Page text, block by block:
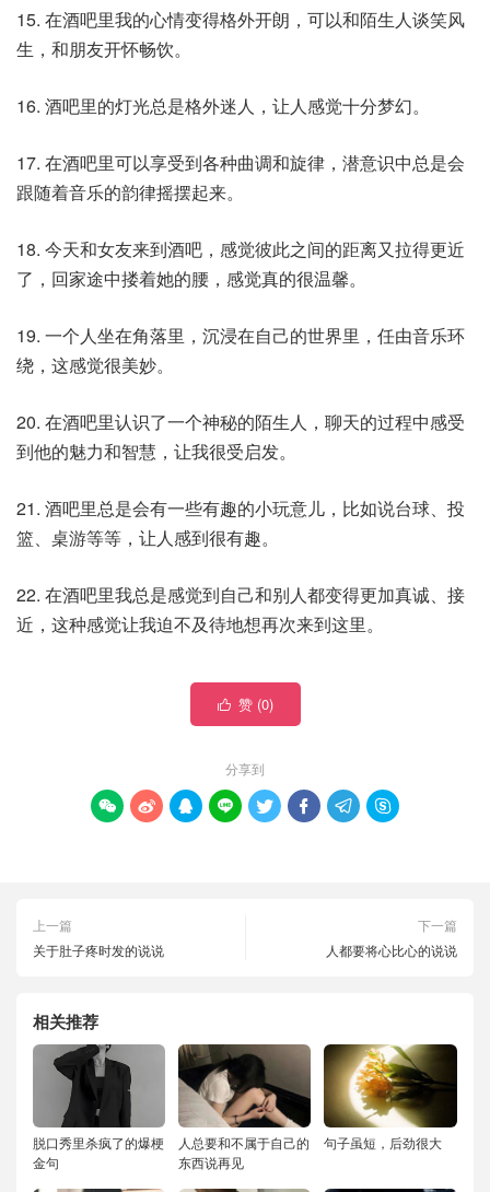
15. 在酒吧里我的心情变得格外开朗，可以和陌生人谈笑风
生，和朋友开怀畅饮。
16. 酒吧里的灯光总是格外迷人，让人感觉十分梦幻。
17. 在酒吧里可以享受到各种曲调和旋律，潜意识中总是会
跟随着音乐的韵律摇摆起来。
18. 今天和女友来到酒吧，感觉彼此之间的距离又拉得更近
了，回家途中搂着她的腰，感觉真的很温馨。
19. 一个人坐在角落里，沉浸在自己的世界里，任由音乐环
绕，这感觉很美妙。
20. 在酒吧里认识了一个神秘的陌生人，聊天的过程中感受
到他的魅力和智慧，让我很受启发。
21. 酒吧里总是会有一些有趣的小玩意儿，比如说台球、投
篮、桌游等等，让人感到很有趣。
22. 在酒吧里我总是感觉到自己和别人都变得更加真诚、接
近，这种感觉让我迫不及待地想再次来到这里。
 赞 (0)
分享到
       
上一篇
关于肚子疼时发的说说
下一篇
人都要将心比心的说说
相关推荐
脱口秀里杀疯了的爆梗
金句
人总要和不属于自己的
东西说再见
句子虽短，后劲很大